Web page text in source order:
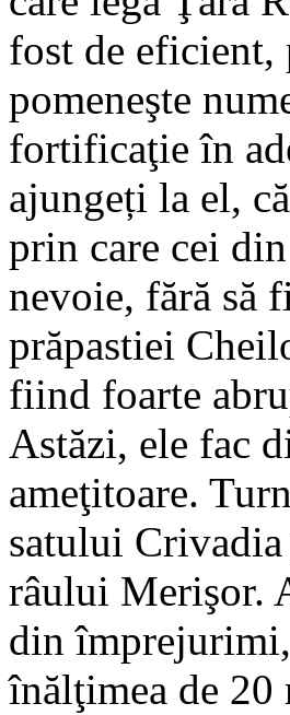
fost de eficient,
pomeneşte
fortificaţie în
ajungeți la el,
prin care cei
nevoie, fără să
prăpastiei
fiind foarte
Astăzi, ele fac
ameţitoare.
satului
râului Merişor.
din
înălţimea de 20